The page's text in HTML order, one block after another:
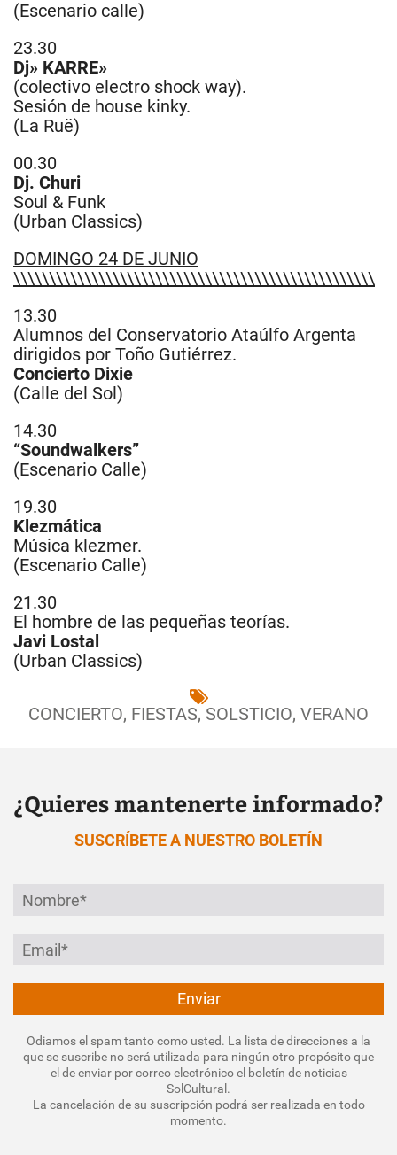
(Escenario calle)
23.30
Dj» KARRE»
(colectivo electro shock way).
Sesión de house kinky.
(La Ruë)
00.30
Dj. Churi
Soul & Funk
(Urban Classics)
DOMINGO 24 DE JUNIO
\\\\\\\\\\\\\\\\\\\\\\\\\\\\\\\\\\\\\\\\\\\\\\\\\\\
13.30
Alumnos del Conservatorio Ataúlfo Argenta
dirigidos por Toño Gutiérrez.
Concierto Dixie
(Calle del Sol)
14.30
“Soundwalkers”
(Escenario Calle)
19.30
Klezmática
Música klezmer.
(Escenario Calle)
21.30
El hombre de las pequeñas teorías.
Javi Lostal
(Urban Classics)
CONCIERTO, FIESTAS, SOLSTICIO, VERANO
¿Quieres mantenerte informado?
SUSCRÍBETE A NUESTRO BOLETÍN
Odiamos el spam tanto como usted. La lista de direcciones a la
que se suscribe no será utilizada para ningún otro propósito que
el de enviar por correo electrónico el boletín de noticias
SolCultural.
La cancelación de su suscripción podrá ser realizada en todo
momento.